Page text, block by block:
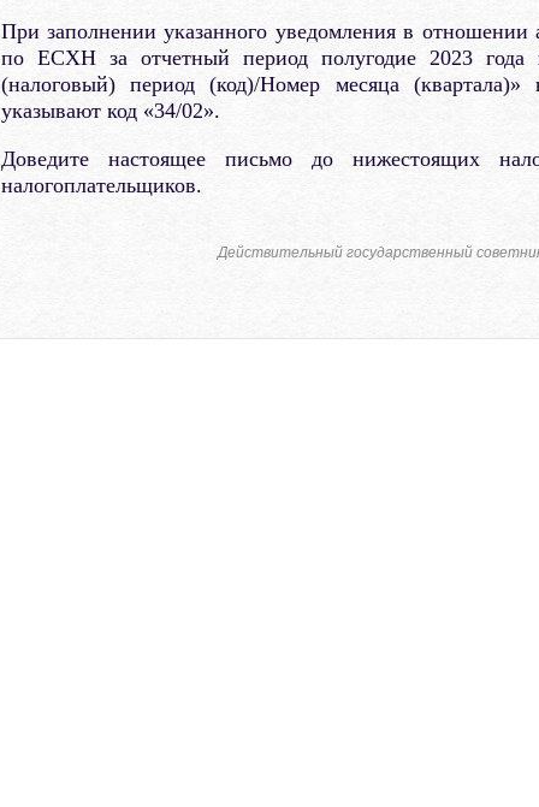
При заполнении указанного уведомления в отношении
по ЕСХН за отчетный период полугодие 2023 года
(налоговый) период (код)/Номер месяца (квартала)»
указывают код «34/02».
Доведите настоящее письмо до нижестоящих
налогоплательщиков.
Действительный государственный